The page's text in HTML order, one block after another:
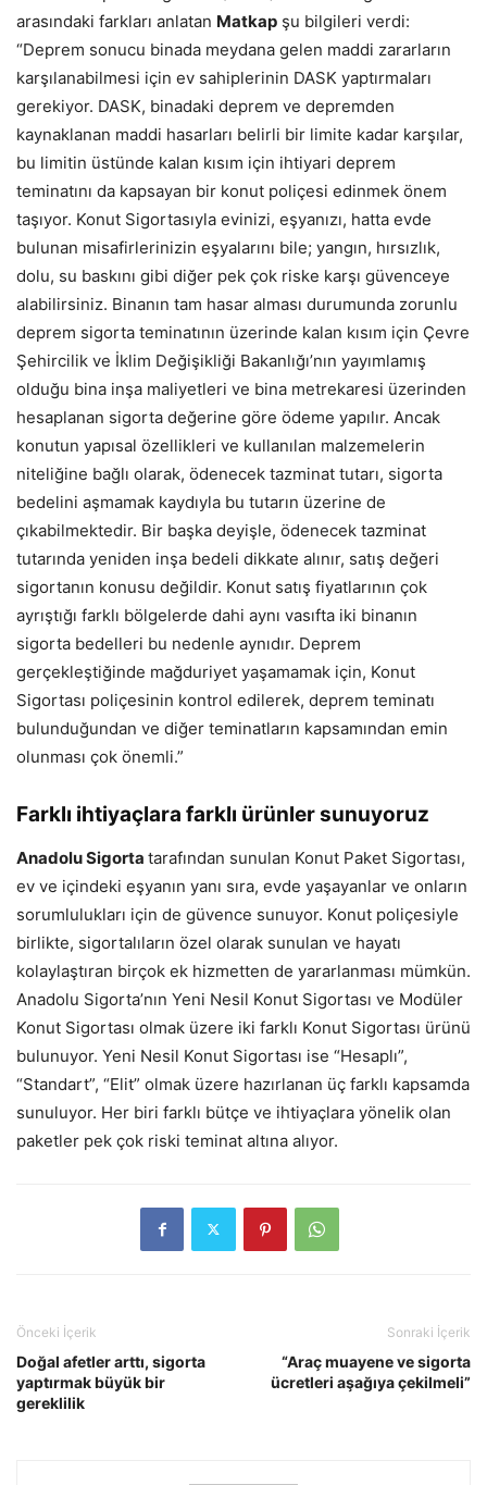
arasındaki farkları anlatan Matkap şu bilgileri verdi:
“Deprem sonucu binada meydana gelen maddi zararların
karşılanabilmesi için ev sahiplerinin DASK yaptırmaları
gerekiyor. DASK, binadaki deprem ve depremden
kaynaklanan maddi hasarları belirli bir limite kadar karşılar,
bu limitin üstünde kalan kısım için ihtiyari deprem
teminatını da kapsayan bir konut poliçesi edinmek önem
taşıyor. Konut Sigortasıyla evinizi, eşyanızı, hatta evde
bulunan misafirlerinizin eşyalarını bile; yangın, hırsızlık,
dolu, su baskını gibi diğer pek çok riske karşı güvenceye
alabilirsiniz. Binanın tam hasar alması durumunda zorunlu
deprem sigorta teminatının üzerinde kalan kısım için Çevre
Şehircilik ve İklim Değişikliği Bakanlığı’nın yayımlamış
olduğu bina inşa maliyetleri ve bina metrekaresi üzerinden
hesaplanan sigorta değerine göre ödeme yapılır. Ancak
konutun yapısal özellikleri ve kullanılan malzemelerin
niteliğine bağlı olarak, ödenecek tazminat tutarı, sigorta
bedelini aşmamak kaydıyla bu tutarın üzerine de
çıkabilmektedir. Bir başka deyişle, ödenecek tazminat
tutarında yeniden inşa bedeli dikkate alınır, satış değeri
sigortanın konusu değildir. Konut satış fiyatlarının çok
ayrıştığı farklı bölgelerde dahi aynı vasıfta iki binanın
sigorta bedelleri bu nedenle aynıdır. Deprem
gerçekleştiğinde mağduriyet yaşamamak için, Konut
Sigortası poliçesinin kontrol edilerek, deprem teminatı
bulunduğundan ve diğer teminatların kapsamından emin
olunması çok önemli.”
Farklı ihtiyaçlara farklı ürünler sunuyoruz
Anadolu Sigorta tarafından sunulan Konut Paket Sigortası,
ev ve içindeki eşyanın yanı sıra, evde yaşayanlar ve onların
sorumlulukları için de güvence sunuyor. Konut poliçesiyle
birlikte, sigortalıların özel olarak sunulan ve hayatı
kolaylaştıran birçok ek hizmetten de yararlanması mümkün.
Anadolu Sigorta’nın Yeni Nesil Konut Sigortası ve Modüler
Konut Sigortası olmak üzere iki farklı Konut Sigortası ürünü
bulunuyor. Yeni Nesil Konut Sigortası ise “Hesaplı”,
“Standart”, “Elit” olmak üzere hazırlanan üç farklı kapsamda
sunuluyor. Her biri farklı bütçe ve ihtiyaçlara yönelik olan
paketler pek çok riski teminat altına alıyor.
Önceki İçerik
Doğal afetler arttı, sigorta
yaptırmak büyük bir
gereklilik
Sonraki İçerik
“Araç muayene ve sigorta
ücretleri aşağıya çekilmeli”